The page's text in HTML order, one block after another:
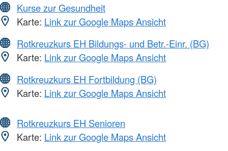
Kurse zur Gesundheit
Karte: Link zur Google Maps Ansicht
Rotkreuzkurs EH Bildungs- und Betr.-Einr. (BG)
Karte: Link zur Google Maps Ansicht
Rotkreuzkurs EH Fortbildung (BG)
Karte: Link zur Google Maps Ansicht
Rotkreuzkurs EH Senioren
Karte: Link zur Google Maps Ansicht